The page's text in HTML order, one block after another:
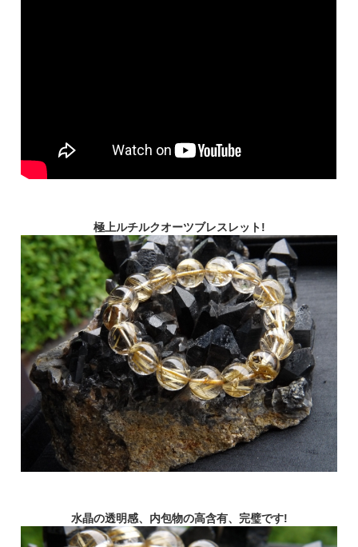
極上ルチルクオーツブレスレット!
水晶の透明感、内包物の高含有、完璧です!